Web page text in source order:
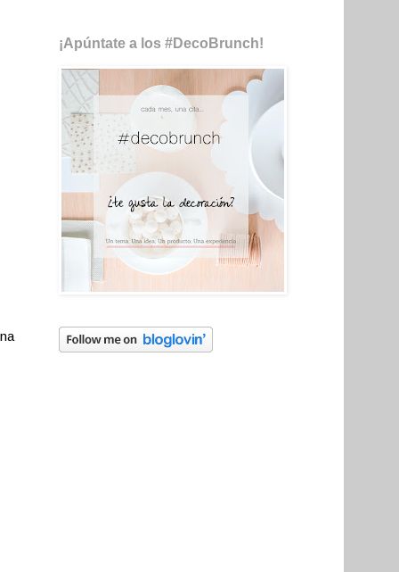
¡Apúntate a los #DecoBrunch!